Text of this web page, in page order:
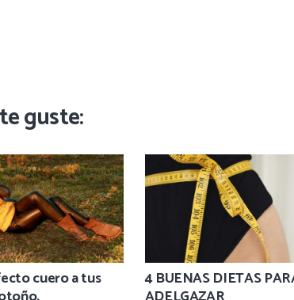
guste:
cuero a tus 4 BUENAS DIETAS